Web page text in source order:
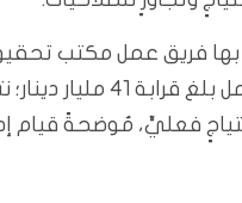
قام بها فريق عمل مكتب
سمنت الكوفة ومحاضر الجرد، بيَّنت أنَّ
فعليٍّ، مُوضحةً قيام